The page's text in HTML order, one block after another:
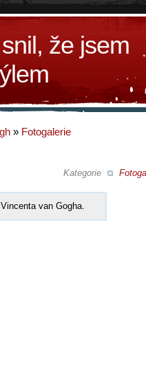
že jsem
» Fotogalerie
Kategorie
van Gogha.